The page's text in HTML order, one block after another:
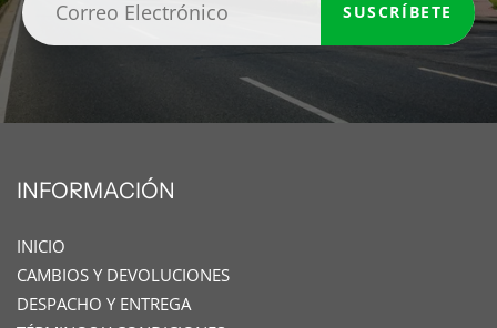
SUSCRÍBETE
INFORMACIÓN
INICIO
CAMBIOS Y DEVOLUCIONES
DESPACHO Y ENTREGA